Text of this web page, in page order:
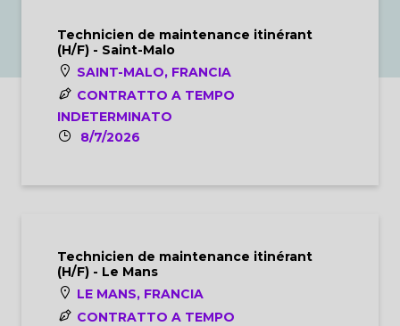
Technicien de maintenance itinérant
(H/F) - Saint-Malo
SAINT-MALO, FRANCIA
CONTRATTO A TEMPO
INDETERMINATO
8/7/2026
Technicien de maintenance itinérant
(H/F) - Le Mans
LE MANS, FRANCIA
CONTRATTO A TEMPO